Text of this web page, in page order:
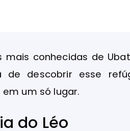
mais conhecidas de
descobrir esse
um só lugar.
do Léo